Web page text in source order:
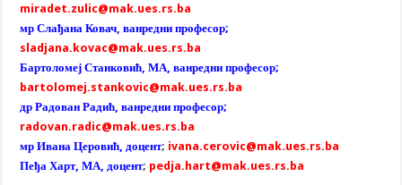
miradet.zulic@mak.ues.rs.ba
мр Слађана Ковач, ванредни професор;
sladjana.kovac@mak.ues.rs.ba
Бартоломеј Станковић, МА, ванредни професор;
bartolomej.stankovic@mak.ues.rs.ba
др Радован Радић, ванредни професор;
radovan.radic@mak.ues.rs.ba
мр Ивана Церовић, доцент; ivana.cerovic@mak.ues.rs.ba
Пеђа Харт, МА, доцент; pedja.hart@mak.ues.rs.ba